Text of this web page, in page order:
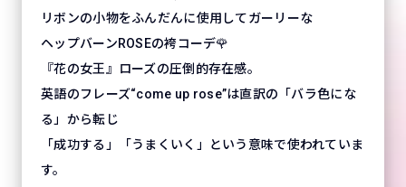
リボンの小物をふんだんに使用してガーリーな
ヘップバーンROSEの袴コーデ🌹
『花の女王』ローズの圧倒的存在感。
英語のフレーズ“come up rose”は直訳の「バラ色にな
る」から転じ
「成功する」「うまくいく」という意味で使われていま
す。